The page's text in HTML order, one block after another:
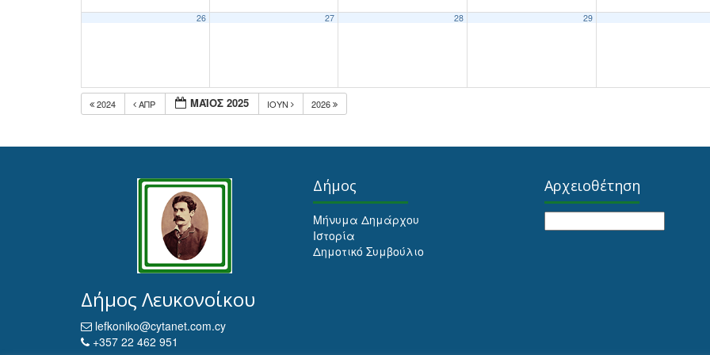
26 27 28 29
2024 ΑΠΡ ΜΆΙΟΣ 2025 ΙΟΎΝ 2026
Δήμος Λευκονοίκου
lefkoniko@cytanet.com.cy
+357 22 462 951
Δήμος
Μήνυμα Δημάρχου
Ιστορία
Δημοτικό Συμβούλιο
Αρχειοθέτηση